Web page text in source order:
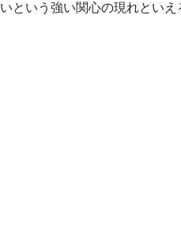
いという強い関心の現れといえ